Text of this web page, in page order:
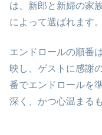
は、新郎と新婦の家
によって選ばれます。
エンドロールの順番
映し、ゲストに感謝
番でエンドロールを
深く、かつ心温まる